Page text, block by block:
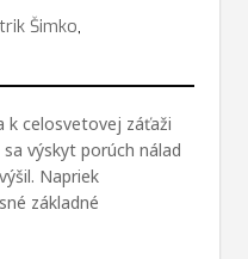
Šimko,
k celosvetovej záťaži
výskyt porúch nálad
Napriek
základné